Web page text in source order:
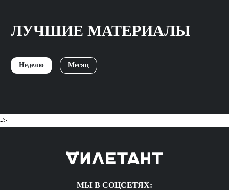
ЛУЧШИЕ МАТЕРИАЛЫ
Неделю Месяц
->
МЫ В СОЦСЕТЯХ: